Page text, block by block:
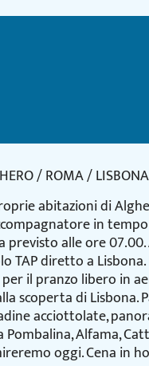
/ ROMA / LISBONA
abitazioni di
in
alle ore
TAP diretto a
il pranzo libero in
scoperta di Lisbona.
acciottolate,
Pombalina, Alfama,
oggi. Cena in